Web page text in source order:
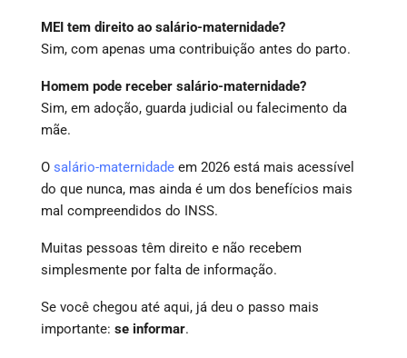
MEI tem direito ao salário-maternidade?
Sim, com apenas uma contribuição antes do parto.
Homem pode receber salário-maternidade?
Sim, em adoção, guarda judicial ou falecimento da
mãe.
O salário-maternidade em 2026 está mais acessível
do que nunca, mas ainda é um dos benefícios mais
mal compreendidos do INSS.
Muitas pessoas têm direito e não recebem
simplesmente por falta de informação.
Se você chegou até aqui, já deu o passo mais
importante: se informar.